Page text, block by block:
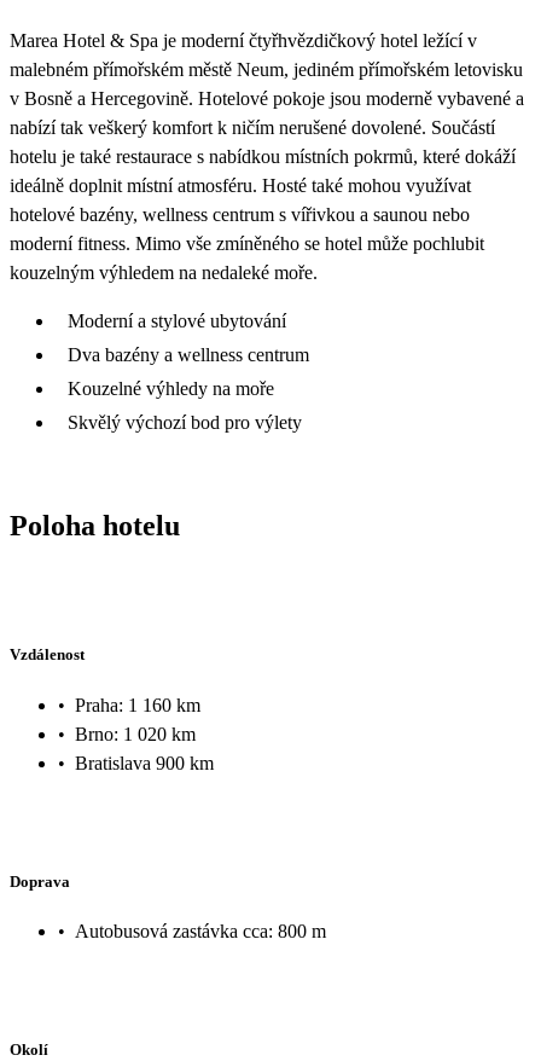
Marea Hotel & Spa je moderní čtyřhvězdičkový hotel ležící v
malebném přímořském městě Neum, jediném přímořském letovisku
v Bosně a Hercegovině. Hotelové pokoje jsou moderně vybavené a
nabízí tak veškerý komfort k ničím nerušené dovolené. Součástí
hotelu je také restaurace s nabídkou místních pokrmů, které dokáží
ideálně doplnit místní atmosféru. Hosté také mohou využívat
hotelové bazény, wellness centrum s vířivkou a saunou nebo
moderní fitness. Mimo vše zmíněného se hotel může pochlubit
kouzelným výhledem na nedaleké moře.
Moderní a stylové ubytování
Dva bazény a wellness centrum
Kouzelné výhledy na moře
Skvělý výchozí bod pro výlety
Poloha hotelu
Vzdálenost
• Praha: 1 160 km
• Brno: 1 020 km
• Bratislava 900 km
Doprava
• Autobusová zastávka cca: 800 m
Okolí